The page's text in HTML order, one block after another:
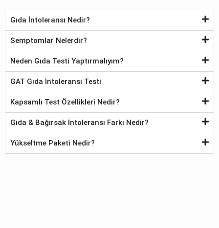
Gıda İntoleransı Nedir?
Semptomlar Nelerdir?
Neden Gıda Testi Yaptırmalıyım?
GAT Gıda İntoleransı Testi
Kapsamlı Test Özellikleri Nedir?
Gıda & Bağırsak İntoleransı Farkı Nedir?
Yükseltme Paketi Nedir?